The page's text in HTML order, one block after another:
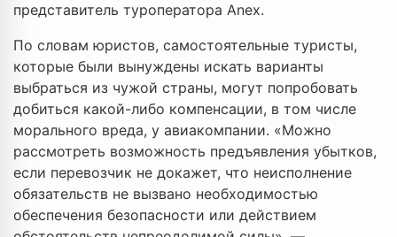
представитель туроператора Anex.
По словам юристов, самостоятельные туристы,
которые были вынуждены искать варианты
выбраться из чужой страны, могут попробовать
добиться какой-либо компенсации, в том числе
морального вреда, у авиакомпании. «Можно
рассмотреть возможность предъявления убытков,
если перевозчик не докажет, что неисполнение
обязательств не вызвано необходимостью
обеспечения безопасности или действием